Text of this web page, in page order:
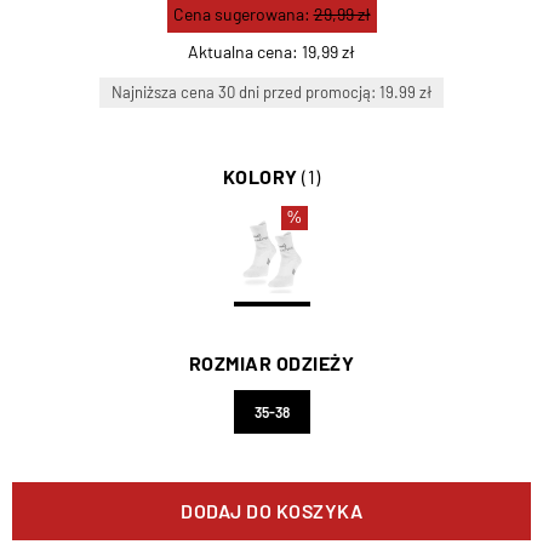
Aktualna cena: 19,99 zł
Cena sugerowana:29,99 zł
Najniższa cena 30 dni przed promocją: 19.99 zł
KOLORY (1)
%
ROZMIAR ODZIEŻY
35-38
DODAJ DO KOSZYKA